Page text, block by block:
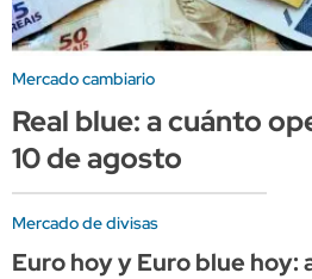
Mercado cambiario
Real blue: a cuánto
10 de agosto
Mercado de divisas
Euro hoy y Euro blue hoy: